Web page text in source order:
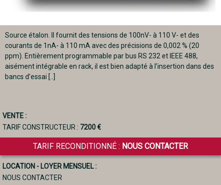
Source étalon. Il fournit des tensions de 100nV- à 110 V- et des
courants de 1nA- à 110 mA avec des précisions de 0,002 % (20
ppm). Entièrement programmable par bus RS 232 et IEEE 488,
aisément intégrable en rack, il est bien adapté à l’insertion dans des
bancs d’essai [..]
VENTE :
TARIF CONSTRUCTEUR : 7200 €
TARIF RECONDITIONNÉ : NOUS CONTACTER
LOCATION - LOYER MENSUEL :
NOUS CONTACTER